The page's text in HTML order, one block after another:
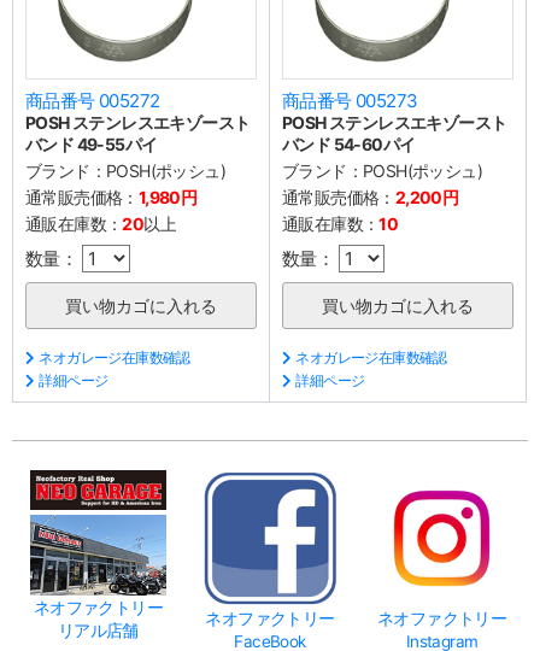
商品番号 005272
POSH ステンレスエキゾースト
バンド 49-55パイ
ブランド： POSH(ポッシュ)
通常販売価格： 1,980円
通販在庫数：20以上
数量：
ネオガレージ在庫数確認
詳細ページ
商品番号 005273
POSH ステンレスエキゾースト
バンド 54-60パイ
ブランド： POSH(ポッシュ)
通常販売価格： 2,200円
通販在庫数：10
数量：
ネオガレージ在庫数確認
詳細ページ
ネオファクトリー
リアル店舗
ネオファクトリー
FaceBook
ネオファクトリー
Instagram